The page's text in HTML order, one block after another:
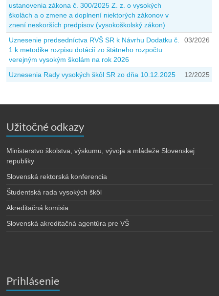
ustanovenia zákona č. 300/2025 Z. z. o vysokých
školách a o zmene a doplnení niektorých zákonov v
znení neskorších predpisov (vysokoškolský zákon)
Uznesenie predsedníctva RVŠ SR k Návrhu Dodatku č.
1 k metodike rozpisu dotácií zo štátneho rozpočtu
verejným vysokým školám na rok 2026
03/2026
Uznesenia Rady vysokých škôl SR zo dňa 10.12.2025 12/2025
Užitočné odkazy
Ministerstvo školstva, výskumu, vývoja a mládeže Slovenskej
republiky
Slovenská rektorská konferencia
Študentská rada vysokých škôl
Akreditačná komisia
Slovenská akreditačná agentúra pre VŠ
Prihlásenie